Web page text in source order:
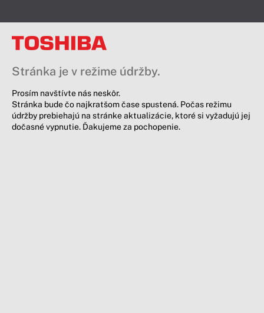
Stránka je v režime údržby.
Prosím navštívte nás neskôr.
Stránka bude čo najkratšom čase spustená. Počas režimu
údržby prebiehajú na stránke aktualizácie, ktoré si vyžadujú jej
dočasné vypnutie. Ďakujeme za pochopenie.